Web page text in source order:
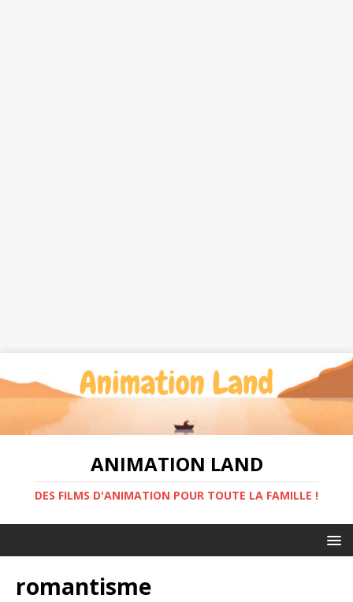
ANIMATION LAND
DES FILMS D'ANIMATION POUR TOUTE LA FAMILLE !
romantisme